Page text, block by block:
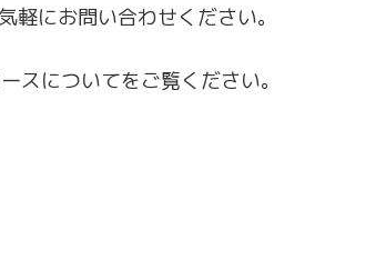
にお問い合わせください。
スについてをご覧ください。